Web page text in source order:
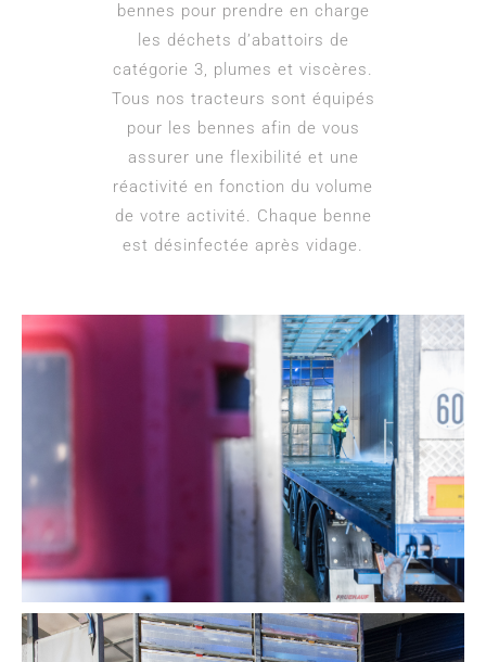
bennes pour prendre en charge
les déchets d’abattoirs de
catégorie 3, plumes et viscères.
Tous nos tracteurs sont équipés
pour les bennes afin de vous
assurer une flexibilité et une
réactivité en fonction du volume
de votre activité. Chaque benne
est désinfectée après vidage.